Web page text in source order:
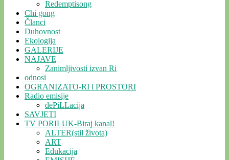
Redemptisong
Chi gong
Članci
Duhovnost
Ekologija
GALERIJE
NAJAVE
Zanimljivosti izvan Ri
odnosi
OGRANIZATO-RI i PROSTORI
Radio emisije
dePiLLacija
SAVJETI
TV PORILUK-Biraj kanal!
ALTER(stil života)
ART
Edukacija